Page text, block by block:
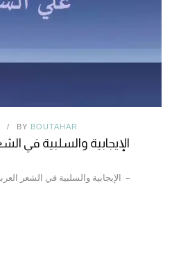
BY BOUTAHAR
الإيجابية والسلبية في
– الإيجابية والسلبية في الشعر